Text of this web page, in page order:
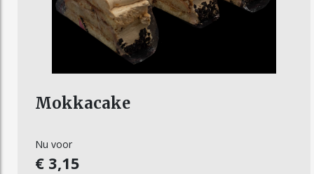
Mokkacake
Nu voor
€ 3,15